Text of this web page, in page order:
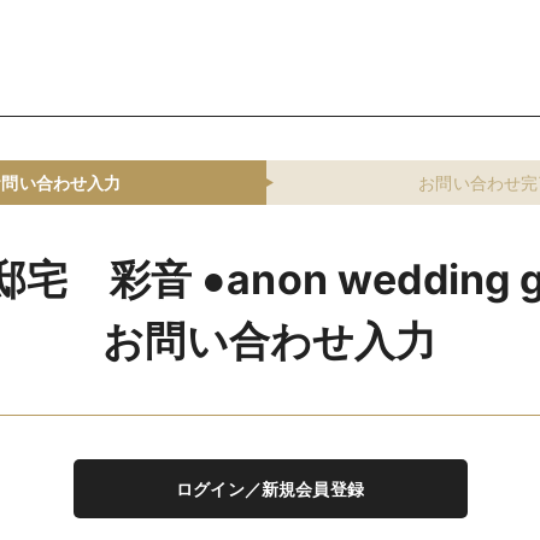
い合わせ入力 お問い合わせ完
宅 彩音 ●anon wedding
お問い合わせ入力
ログイン／新規会員登録